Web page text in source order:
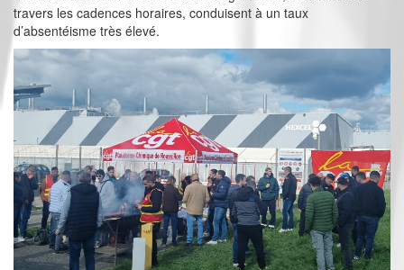
travers les cadences horaires, conduisent à un taux
d’absentéisme très élevé.